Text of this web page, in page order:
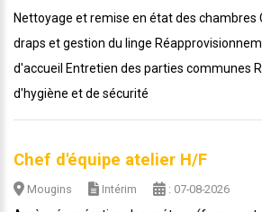
Nettoyage et remise en état des chambres
draps et gestion du linge
d'accueil Entretien des parties communes
d'hygiène et de sécurité
Chef d'équipe atelier H/F
Mougins Intérim : 07-08-2026